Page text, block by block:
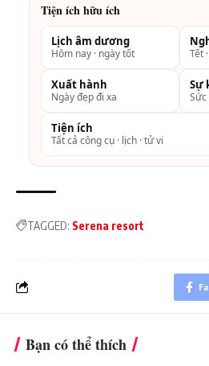
Vuốt ngang để xem đủ bảng →
Loại phòng
Phòng
Executive
1 Giường Lớn
hoặc 2 Giường
50m2
ăn sáng và
ích
1 Giường Lớn
Giá đã
Tiện ích hữu ích
Lịch âm dương
Hôm nay · ngày tốt Tết
Xuất hành
Ngày đẹp đi xa
Sự
Sức
Tiện ích
Tất cả công cụ · lịch · tử vi
TAGGED: Serena resort
Bạn có thể thích